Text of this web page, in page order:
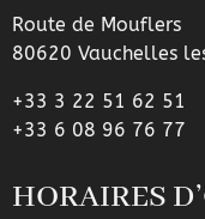
Route de Mouflers
80620 Vauchelles
+33 3 22 51 62 51
+33 6 08 96 76 77
HORAIRES